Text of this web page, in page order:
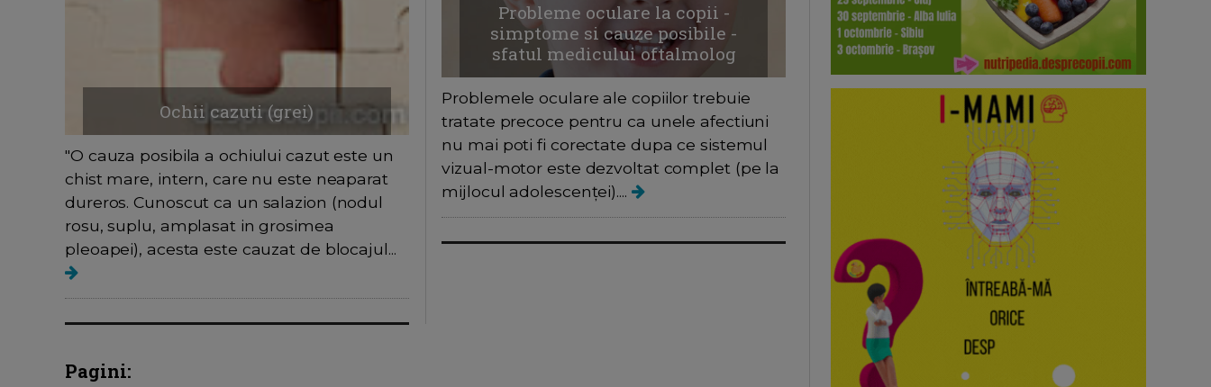
Ochii cazuti (grei)
"O cauza posibila a ochiului cazut este un
chist mare, intern, care nu este neaparat
dureros. Cunoscut ca un salazion (nodul
rosu, suplu, amplasat in grosimea
pleoapei), acesta este cauzat de blocajul...
Probleme oculare la copii -
simptome si cauze posibile -
sfatul medicului oftalmolog
Problemele oculare ale copiilor trebuie
tratate precoce pentru ca unele afectiuni
nu mai poti fi corectate dupa ce sistemul
vizual-motor este dezvoltat complet (pe la
mijlocul adolescenței)....
Pagini: